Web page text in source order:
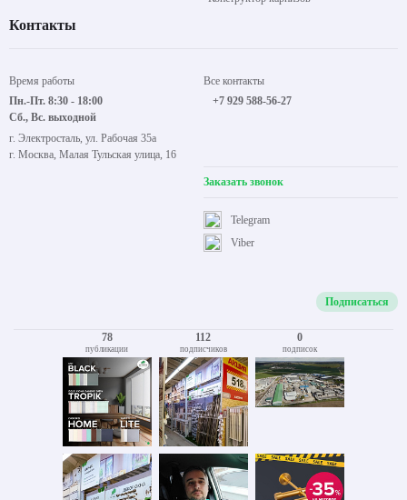
Контакты
Время работы
Пн.-Пт. 8:30 - 18:00
Сб., Вс. выходной
г. Электросталь, ул. Рабочая 35а
г. Москва, Малая Тульская улица, 16
Все контакты
+7 929 588-56-27
Заказать звонок
Viber
Telegram
Подписаться
78
публикации
112
подписчиков
0
подписок